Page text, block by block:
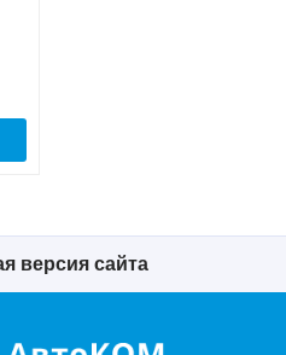
версия сайта